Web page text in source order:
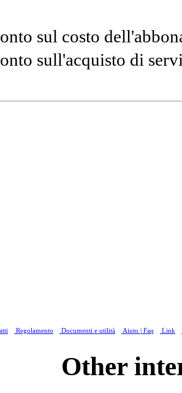
sul costo
sull'acquisto di
Regolamento Documenti e utilità Aiuto | Faq Link
Other